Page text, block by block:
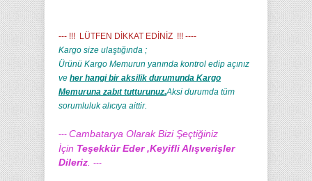
--- !!! LÜTFEN DİKKAT EDİNİZ !!! ----
Kargo size ulaştığında ;
Ürünü Kargo Memurun yanında kontrol edip açınız
ve her hangi bir aksilik durumunda Kargo
Memuruna zabıt tutturunuz.Aksi durumda tüm
sorumluluk alıcıya aittir.
--- Cambatarya Olarak Bizi Şeçtiğiniz
İçin Teşekkür Eder ,Keyifli Alışverişler
Dileriz ---